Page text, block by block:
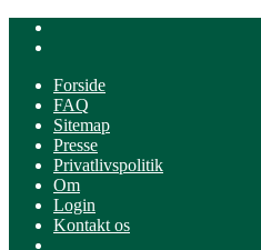
Forside
FAQ
Sitemap
Presse
Privatlivspolitik
Om
Login
Kontakt os